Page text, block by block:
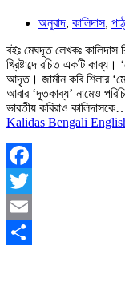
অনুবাদ, কালিদাস,
বইঃ মেঘদূত লেখকঃ
খ্রিষ্টাব্দে রচিত একটি
আদৃত। জার্মান কবি শিলার
আবার ‘দূতকাব্য’ নামেও
ভারতীয় কবিরাও
Kalidas Bengali
Facebook
Twitter
Email